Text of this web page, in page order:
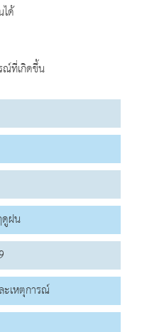
ด้
ณ์ที่เกิดขึ้น
ฝน
เหตุการณ์